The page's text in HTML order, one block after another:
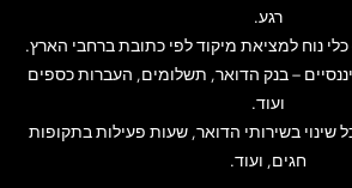
רגע.
נוח למציאת מיקוד לפי כתובת ברחבי הארץ.
– בנק הדואר, תשלומים, העברות כספים
ועוד.
שינוי בשירותי הדואר, שעות פעילות בתקופות
חגים, ועוד.